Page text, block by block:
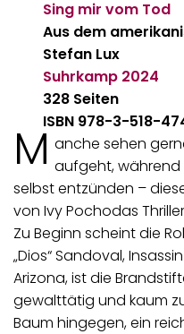
Sing mir vom Tod
Aus dem
Stefan Lux
Suhrkamp 2024
328 Seiten
ISBN 978-3-518-
M anche sehen
aufgeht, während
selbst entzünden –
von Ivy Pochodas
Zu Beginn scheint die
„Dios“ Sandoval,
Arizona, ist die
gewalttätig und kaum
Baum hingegen, ein